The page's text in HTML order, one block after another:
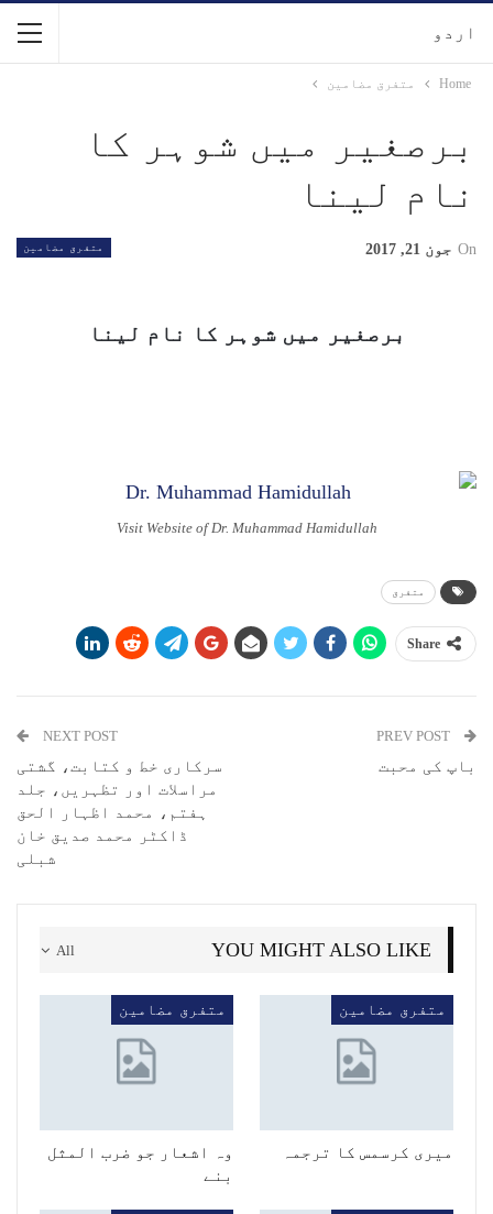
اردو
Home متفرق مضامین
برصغیر میں شوہر کا
نام لینا
متفرق مضامین On جون 21, 2017
برصغیر میں شوہر کا نام لینا
Visit Website of Dr. Muhammad Hamidullah
متفرق
Share
باپ کی محبت
NEXT POST
سرکاری خط و کتابت، گشتی
مراسلات اور تظہریں، جلد
ہفتم، محمد اظہار الحق
ڈاکٹر محمد صدیق خان
شبلی
All YOU MIGHT ALSO LIKE
متفرق مضامین
میری کرسمس کا ترجمہ
متفرق مضامین
وہ اشعار جو ضرب المثل
بنے